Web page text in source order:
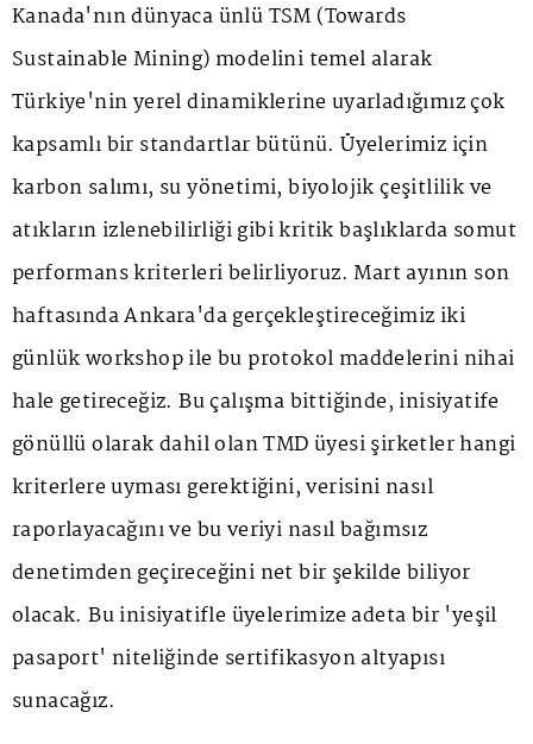
Kanada'nın dünyaca ünlü TSM (Towards
Sustainable Mining) modelini temel alarak
Türkiye'nin yerel dinamiklerine uyarladığımız çok
kapsamlı bir standartlar bütünü. Üyelerimiz için
karbon salımı, su yönetimi, biyolojik çeşitlilik ve
atıkların izlenebilirliği gibi kritik başlıklarda somut
performans kriterleri belirliyoruz. Mart ayının son
haftasında Ankara'da gerçekleştireceğimiz iki
günlük workshop ile bu protokol maddelerini nihai
hale getireceğiz. Bu çalışma bittiğinde, inisiyatife
gönüllü olarak dahil olan TMD üyesi şirketler hangi
kriterlere uyması gerektiğini, verisini nasıl
raporlayacağını ve bu veriyi nasıl bağımsız
denetimden geçireceğini net bir şekilde biliyor
olacak. Bu inisiyatifle üyelerimize adeta bir 'yeşil
pasaport' niteliğinde sertifikasyon altyapısı
sunacağız.